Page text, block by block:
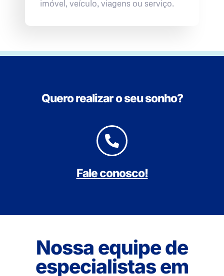
imóvel, veículo, viagens ou serviço.
Quero realizar o seu sonho?
Fale conosco!
Nossa equipe de
especialistas em